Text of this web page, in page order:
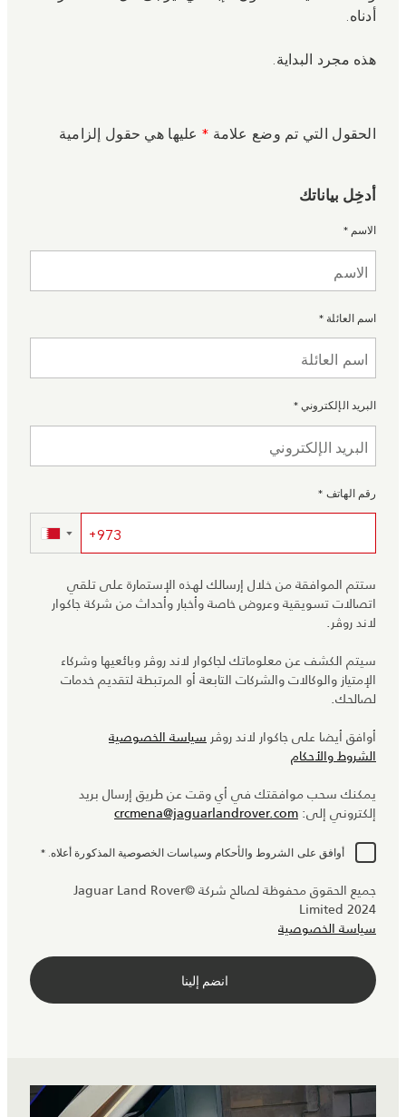
أدناه.
هذه مجرد البداية.
الحقول التي تم وضع علامة * عليها هي حقول إلزامية
أدخِل بياناتك
الاسم *
اسم العائلة *
البريد الإلكتروني*
رقم الهاتف *
▼
ستتم الموافقة من خلال إرسالك لهذه الإستمارة على تلقي
اتصالات تسويقية وعروض خاصة وأخبار وأحداث من شركة جاكوار
لاند روڤر.
سيتم الكشف عن معلوماتك لجاكوار لاند روڤر وبائعيها وشركاء
الإمتياز والوكالات والشركات التابعة أو المرتبطة لتقديم خدمات
لصالحك.
أوافق أيضا على جاكوار لاند روڤر سياسة الخصوصية
الشروط والأحكام
يمكنك سحب موافقتك في أي وقت عن طريق إرسال بريد
إلكتروني إلى: crcmena@jaguarlandrover.com
أوافق على الشروط والأحكام وسياسات الخصوصية المذكورة أعلاه. *
جميع الحقوق محفوظة لصالح شركة ©Jaguar Land Rover
Limited 2024
سياسة الخصوصية